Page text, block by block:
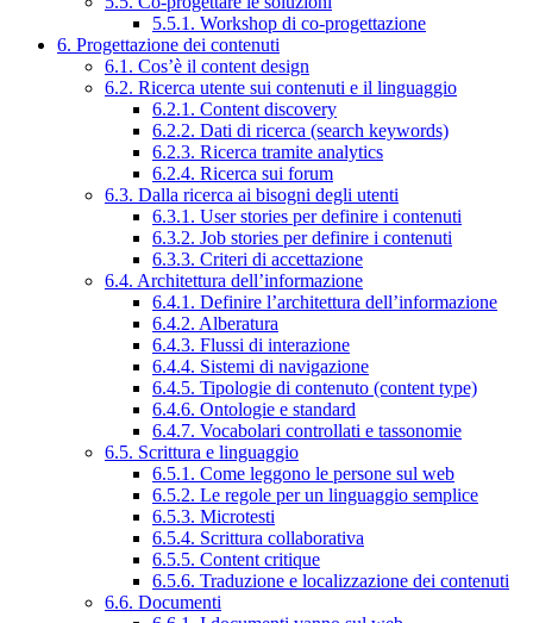
5.5.1. Workshop di co-progettazione
6. Progettazione dei contenuti
6.1. Cos’è il content design
6.2. Ricerca utente sui contenuti e il linguaggio
6.2.1. Content discovery
6.2.2. Dati di ricerca (search keywords)
6.2.3. Ricerca tramite analytics
6.2.4. Ricerca sui forum
6.3. Dalla ricerca ai bisogni degli utenti
6.3.1. User stories per definire i contenuti
6.3.2. Job stories per definire i contenuti
6.3.3. Criteri di accettazione
6.4. Architettura dell’informazione
6.4.1. Definire l’architettura dell’informazione
6.4.2. Alberatura
6.4.3. Flussi di interazione
6.4.4. Sistemi di navigazione
6.4.5. Tipologie di contenuto (content type)
6.4.6. Ontologie e standard
6.4.7. Vocabolari controllati e tassonomie
6.5. Scrittura e linguaggio
6.5.1. Come leggono le persone sul web
6.5.2. Le regole per un linguaggio semplice
6.5.3. Microtesti
6.5.4. Scrittura collaborativa
6.5.5. Content critique
6.5.6. Traduzione e localizzazione dei contenuti
6.6. Documenti